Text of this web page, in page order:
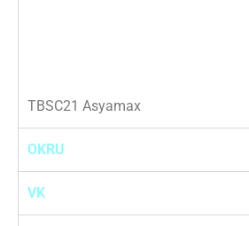
TBSC21 Asyamax
OKRU
VK